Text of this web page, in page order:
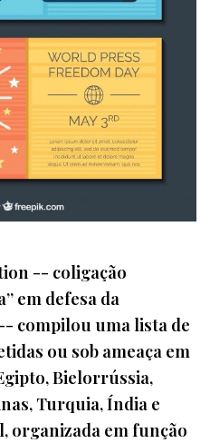
-- coligação
em defesa da
compilou uma lista de
ou sob ameaça em
Bielorrússia,
Turquia, Índia e
organizada em função